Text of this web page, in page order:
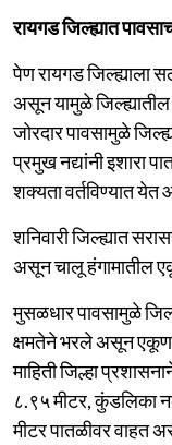
रायगड जिल्ह्यात
पेण रायगड जिल्ह्याला
असून यामुळे
जोरदार पावसामुळे
प्रमुख नद्यांनी इशारा
शक्यता वर्तविण्यात येत
शनिवारी जिल्ह्यात
असून चालू हंगामातील
मुसळधार पावसामुळे
क्षमतेने भरले असून एकूण
माहिती जिल्हा
८.९५ मीटर, कुंडलिका
मीटर पातळीवर वाहत